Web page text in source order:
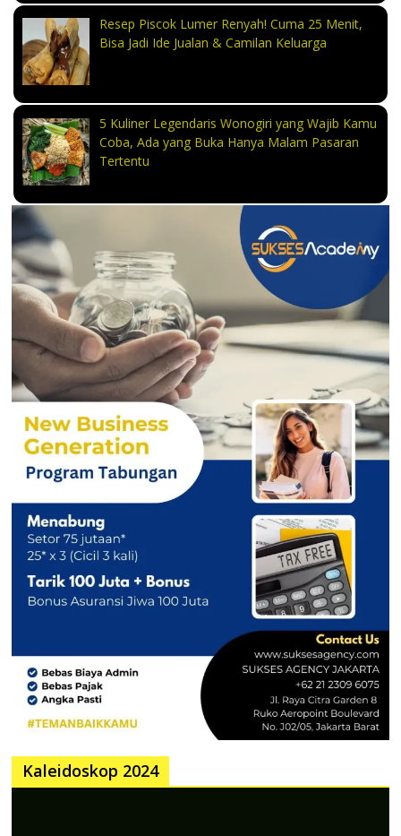
Resep Piscok Lumer Renyah! Cuma 25 Menit,
Bisa Jadi Ide Jualan & Camilan Keluarga
5 Kuliner Legendaris Wonogiri yang Wajib Kamu
Coba, Ada yang Buka Hanya Malam Pasaran
Tertentu
Kaleidoskop 2024